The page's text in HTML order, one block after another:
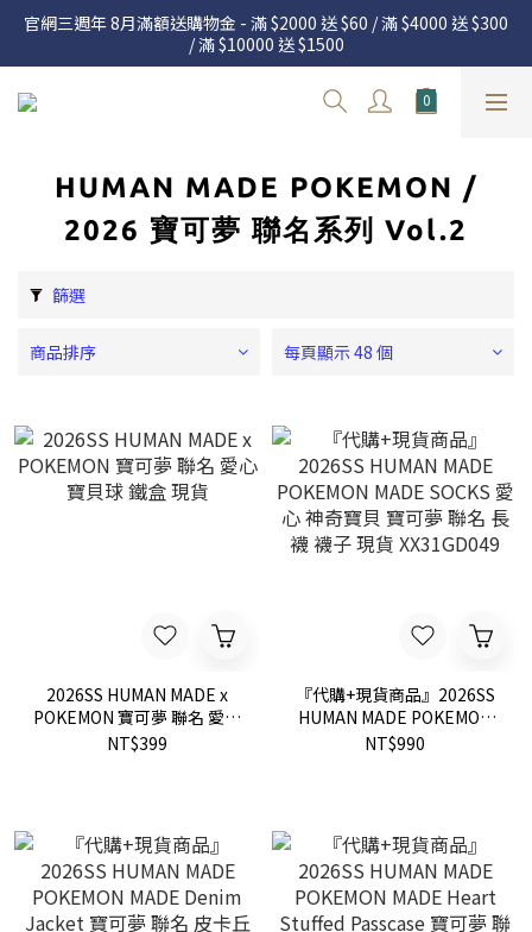
官網三週年 8月滿額送購物金 - 滿 $2000 送 $60 / 滿 $4000 送 $300
/ 滿 $10000 送 $1500
官網三週年 8月滿額送購物金 - 滿 $2000 送 $60 / 滿 $4000 送 $300
/ 滿 $10000 送 $1500
7.22 – 8.13 日本連線中，絕對讓你買到爆
度請詳閱公告
官網三週年 8月滿額送購物金 - 滿 $2000 送 $60 / 滿 $4000 送 $300
/ 滿 $10000 送 $1500
HUMAN MADE POKEMON /
2026 寶可夢 聯名系列 Vol.2
篩選
商品排序 每頁顯示 48 個
2026SS HUMAN MADE x
POKEMON 寶可夢 聯名 愛心
寶貝球 鐵盒 現貨
NT$399
『代購+現貨商品』2026SS
HUMAN MADE POKEMON
MADE SOCKS 愛心 神奇寶貝
NT$990